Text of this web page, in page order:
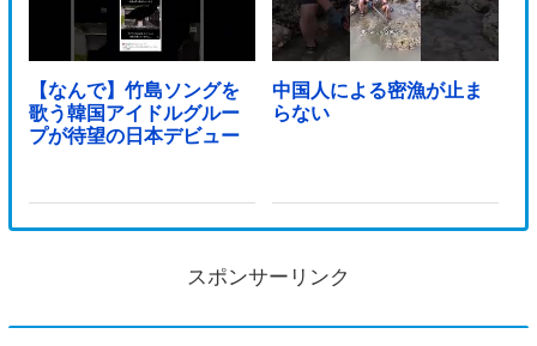
【なんで】竹島ソングを
歌う韓国アイドルグルー
プが待望の日本デビュー
中国人による密漁が止ま
らない
スポンサーリンク